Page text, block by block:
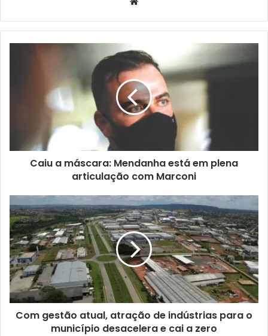
Caiu a máscara: Mendanha está em plena
articulação com Marconi
Com gestão atual, atração de indústrias para o
município desacelera e cai a zero